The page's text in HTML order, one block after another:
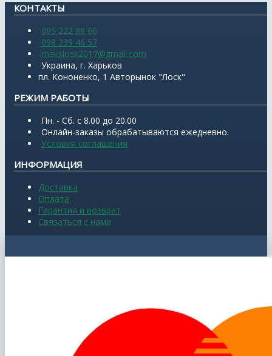
КОНТАКТЫ
095 222 88 66
098 239 46 57
makslosk2017@gmail.com
Украина, г. Харьков
пл. Кононенко, 1 Авторынок "Лоск"
РЕЖИМ РАБОТЫ
Пн. - Сб. с 8.00 до 20.00
Онлайн-заказы обрабатываются ежедневно.
Условия соглашения
ИНФОРМАЦИЯ
Доставка
Оплата
Гарантия и возврат
Связаться с нами